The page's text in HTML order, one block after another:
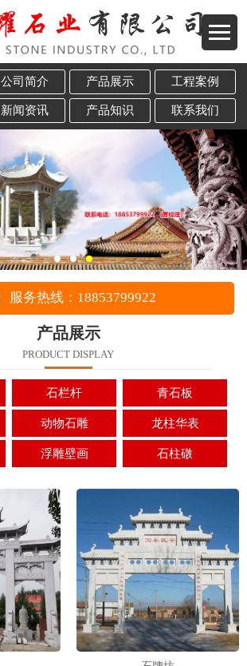
公司简介 产品展示 工程案例
新闻资讯 产品知识 联系我们
服务热线：18853799922
产品展示
PRODUCT DISPLAY
石栏杆 青石板
动物石雕 龙柱华表
浮雕壁画 石柱礅